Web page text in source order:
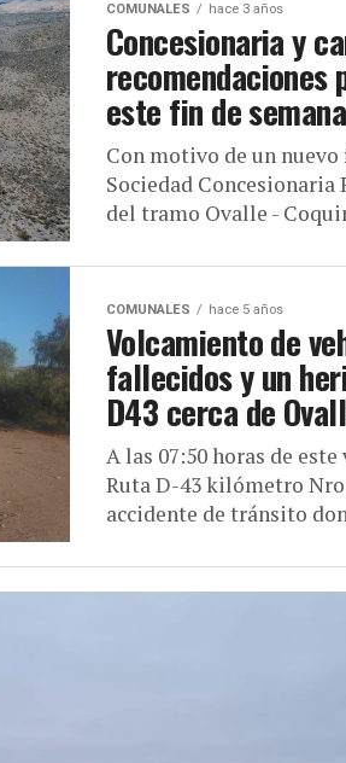
COMUNALES hace 3 años
Concesionaria y
este fin de
Con motivo de un
Sociedad
del tramo Ovalle -
COMUNALES hace 5 años
Volcamiento de
fallecidos y un
D43 cerca de
A las 07:50 horas de
Ruta D-43 kilómetro
accidente de tránsito